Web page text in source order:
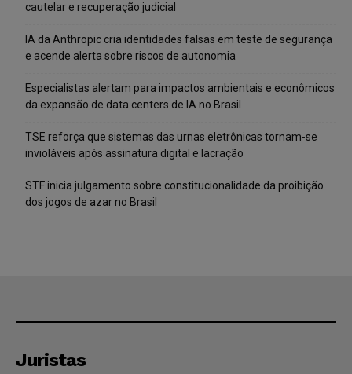
cautelar e recuperação judicial
IA da Anthropic cria identidades falsas em teste de segurança
e acende alerta sobre riscos de autonomia
Especialistas alertam para impactos ambientais e econômicos
da expansão de data centers de IA no Brasil
TSE reforça que sistemas das urnas eletrônicas tornam-se
invioláveis após assinatura digital e lacração
STF inicia julgamento sobre constitucionalidade da proibição
dos jogos de azar no Brasil
Juristas